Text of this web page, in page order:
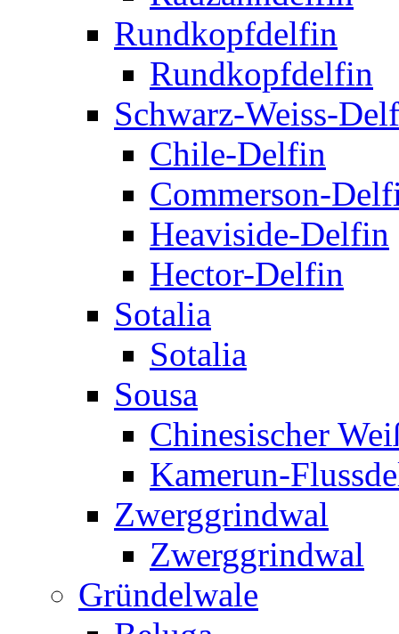
Rundkopfdelfin
Rundkopfdelfin
Schwarz-Weiss-
Chile-Delfin
Commerson-
Heaviside-Delfin
Hector-Delfin
Sotalia
Sotalia
Sousa
Chinesischer
Kamerun-
Zwerggrindwal
Zwerggrindwal
Gründelwale